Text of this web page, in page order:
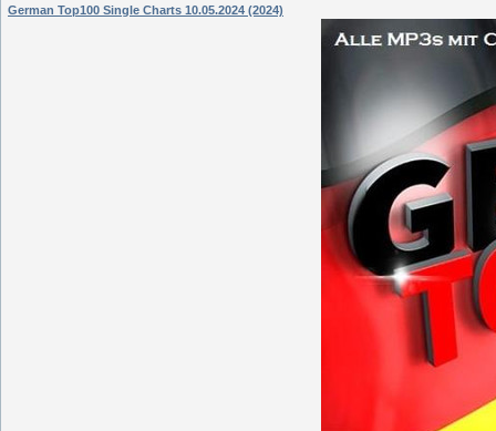
German Top100 Single Charts 10.05.2024 (2024)